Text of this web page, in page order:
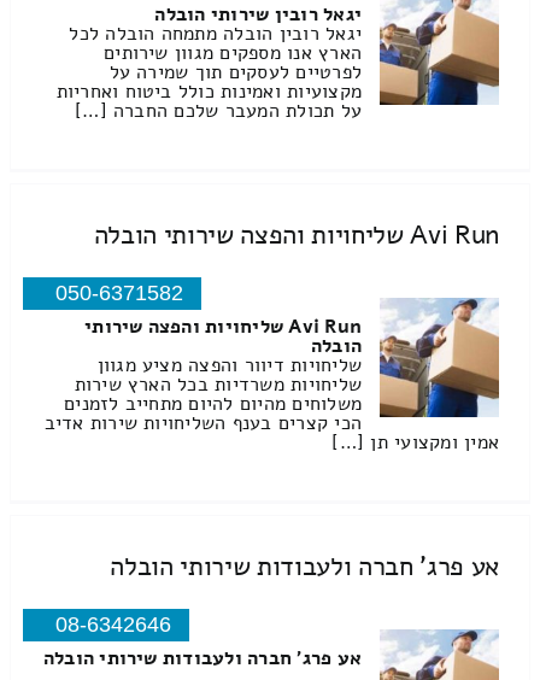
יגאל רובין שירותי הובלה
יגאל רובין הובלה מתמחה הובלה לכל
הארץ אנו מספקים מגוון שירותים
לפרטיים לעסקים תוך שמירה על
מקצועיות ואמינות כולל ביטוח ואחריות
על תכולת המעבר שלכם החברה […]
Avi Run שליחויות והפצה שירותי הובלה
050-6371582
Avi Run שליחויות והפצה שירותי
הובלה
שליחויות דיוור והפצה מציע מגוון
שליחויות משרדיות בכל הארץ שירות
משלוחים מהיום להיום מתחייב לזמנים
הכי קצרים בענף השליחויות שירות אדיב
אמין ומקצועי תן […]
אע פרג' חברה ולעבודות שירותי הובלה
08-6342646
אע פרג' חברה ולעבודות שירותי הובלה